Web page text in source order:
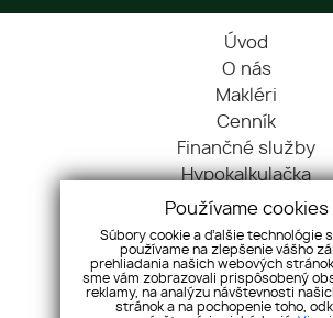
Úvod
O nás
Makléri
Cenník
Finančné služby
Hypokalkulačka
Blog
Cookies
Kontakt
Nehnuteľnosti
Referencie
Používame cookies
Súbory cookie a ďalšie technológie
používame na zlepšenie vášho
prehliadania našich webových
sme vám zobrazovali prispôsobený
reklamy, na analýzu návštevnosti
stránok a na pochopenie toho,